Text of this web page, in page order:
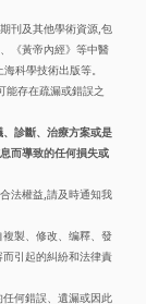
刊及其他學術資源,包
《黃帝內經》等中醫
科學技術出版等。
能存在疏漏或錯誤之
診斷、治療方案或是
而導致的任何損失或
法權益,請及時通知我
製、修改、编釋、發
引起的糾紛和法律責
何錯誤、遺漏或因此